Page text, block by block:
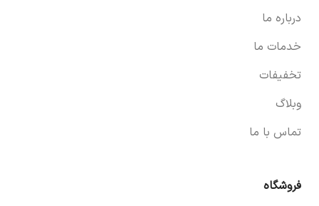
درباره ما
خدمات ما
تخفیفات
وبلاگ
تماس با ما
فروشگاه